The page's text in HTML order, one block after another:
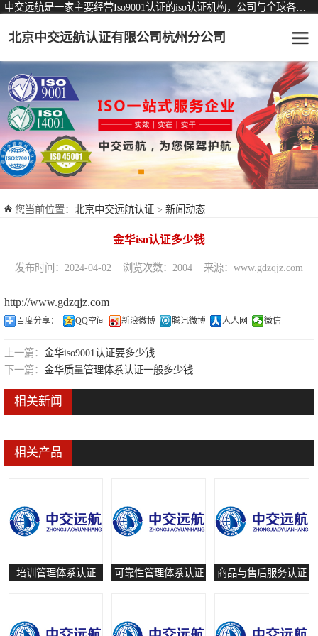
北京中交远航认证有限公司杭州分公司
您当前位置： 北京中交远航认证 > 新闻动态
金华iso认证多少钱
发布时间：2024-04-02 浏览次数：2004 来源：www.gdzqjz.com
http://www.gdzqjz.com
百度分享： QQ空间 新浪微博 腾讯微博 人人网 微信
上一篇： 金华iso9001认证要多少钱
下一篇： 金华质量管理体系认证一般多少钱
相关新闻
相关产品
培训管理体系认证 可靠性管理体系认证 商品与售后服务认证
认证服务 可从事认证业务一览表
ISO9001质量管理体系认证
ISO14001环境管理体系认证
ISO45001职业健康安全管理体系认证
交通运输服务认证
ISO27001信息安全管理体系认证
培训管理体系认证